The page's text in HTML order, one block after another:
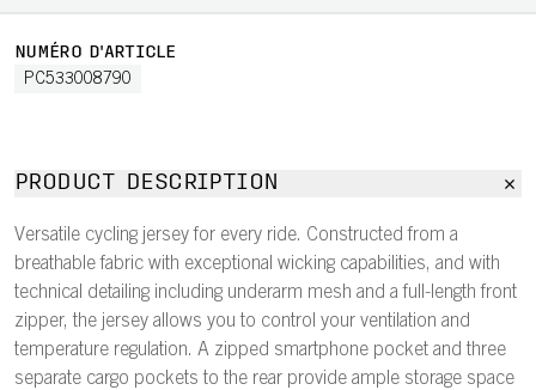
NUMÉRO D'ARTICLE
PC533008790
PRODUCT DESCRIPTION
Versatile cycling jersey for every ride. Constructed from a
breathable fabric with exceptional wicking capabilities, and with
technical detailing including underarm mesh and a full-length front
zipper, the jersey allows you to control your ventilation and
temperature regulation. A zipped smartphone pocket and three
separate cargo pockets to the rear provide ample storage space